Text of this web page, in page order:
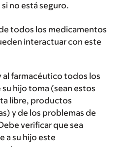
no está seguro.
todos los medicamentos
interactuar con este
al farmacéutico todos los
hijo toma (sean estos
libre, productos
y de los problemas de
verificar que sea
a su hijo este